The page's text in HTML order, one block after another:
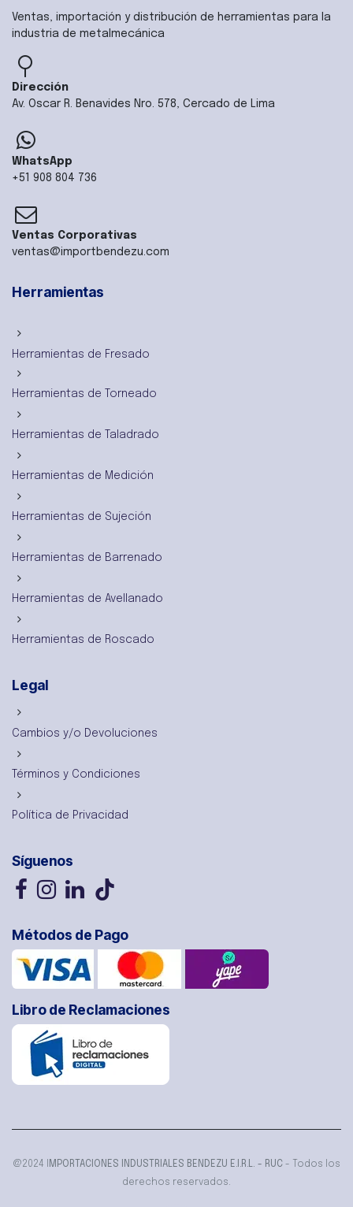
Ventas, importación y distribución de herramientas para la
industria de metalmecánica
Dirección
Av. Oscar R. Benavides Nro. 578, Cercado de Lima
WhatsApp
+51 908 804 736
Ventas Corporativas
ventas@importbendezu.com
Herramientas
Herramientas de Fresado
Herramientas de Torneado
Herramientas de Taladrado
Herramientas de Medición
Herramientas de Sujeción
Herramientas de Barrenado
Herramientas de Avellanado
Herramientas de Roscado
Legal
Cambios y/o Devoluciones
Términos y Condiciones
Política de Privacidad
Síguenos
Métodos de Pago
Libro de Reclamaciones
@2024 I MPORTACIONES INDUSTRIALES BENDEZU E.I.R.L. - RUC - Todos los
derechos reservados.